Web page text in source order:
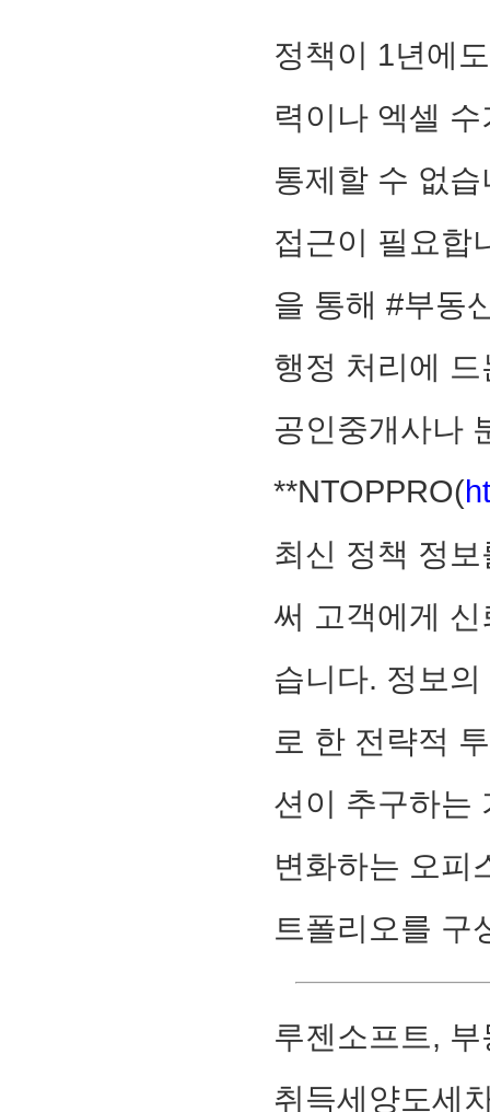
정책이 1년에
력이나 엑셀
통제할 수 없
접근이 필요합
을 통해 #부동
행정 처리에
공인중개사나
**NTOPPRO(
최신 정책 정
써 고객에게
습니다. 정보
로 한 전략적
션이 추구하는
변화하는 오피
트폴리오를 구
루젠소프트,
취득세양도세